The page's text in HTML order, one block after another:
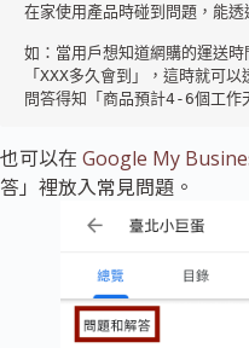
在家使用產品時碰到問題，能
如：當用戶想知道網購的運送
「XXX多久會到」，這時就可
問答得知「商品預計4-6個工作
也可以在 Google My
答」裡放入常見問題。